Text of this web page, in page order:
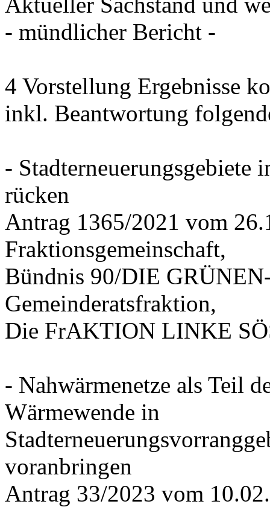
- mündlicher Bericht -
4 Vorstellung Ergebnisse
inkl. Beantwortung
- Stadterneuerungsgebiete
rücken
Antrag 1365/2021 vom
Fraktionsgemeinschaft,
Bündnis 90/DIE
Gemeinderatsfraktion,
Die FrAKTION LINKE
- Nahwärmenetze als Teil
Wärmewende in
voranbringen
Antrag 33/2023 vom